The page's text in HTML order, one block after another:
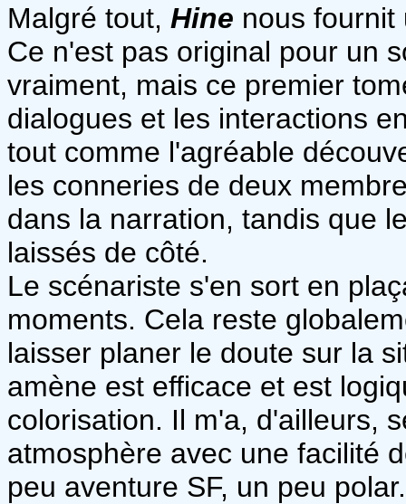
Malgré tout, Hine nous fournit
Ce n'est pas original pour un
vraiment, mais ce premier
dialogues et les interactions
tout comme l'agréable
les conneries de deux
dans la narration, tandis que
laissés de côté.
Le scénariste s'en sort en
moments. Cela reste
laisser planer le doute sur la
amène est efficace et est
colorisation. Il m'a, d'ailleurs,
atmosphère avec une facilité
peu aventure SF, un peu polar.